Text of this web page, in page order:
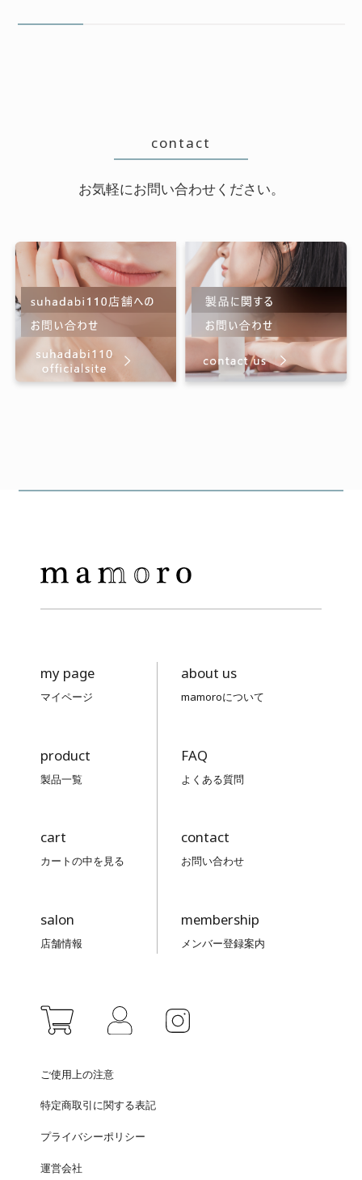
contact
お気軽にお問い合わせください。
my page
マイページ
product
製品一覧
cart
カートの中を見る
salon
店舗情報
about us
mamoroについて
FAQ
よくある質問
contact
お問い合わせ
membership
メンバー登録案内
ご使用上の注意
特定商取引に関する表記
プライバシーポリシー
運営会社